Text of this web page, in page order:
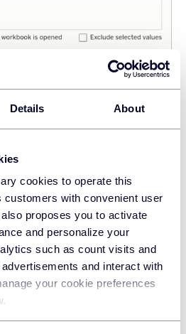
Details About
cookies to operate this
customers with convenient user
proposes you to activate
and personalize your
such as count visits and
and interact with
your cookie preferences
en la flecha de la dimensión
y cambie la granularidad a
.